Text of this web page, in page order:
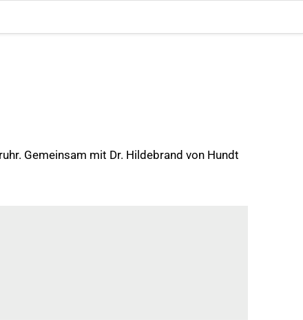
Gemeinsam mit Dr. Hildebrand von Hundt